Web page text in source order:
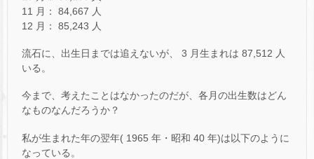
11 月： 84,667 人
12 月： 85,243 人
流石に、出生日までは追えないが、 3 月生まれは 87,512 人
いる。
今まで、考えたことはなかったのだが、各月の出生数はどん
なものなんだろうか？
私が生まれた年の翌年( 1965 年・昭和 40 年)は以下のように
なっている。